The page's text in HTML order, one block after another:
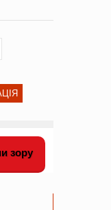
зору